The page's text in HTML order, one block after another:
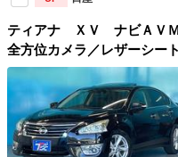
ティアナ ＸＶ ナビＡＶ
全方位カメラ／レザーシー
ー／パワーシート／ＨＩＤ
レーンキープアシスト／ブ
／純正１７ＡＷ